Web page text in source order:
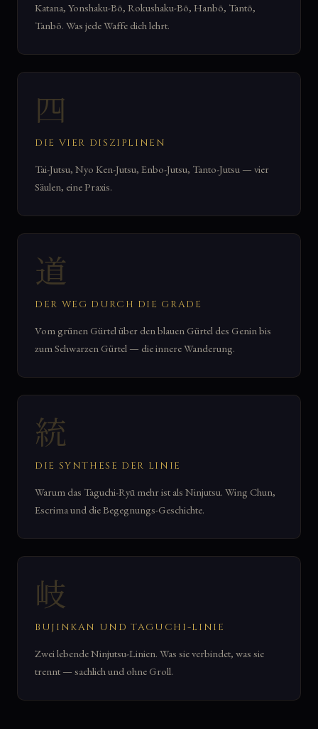
Katana, Yonshaku-Bō, Rokushaku-Bō, Hanbō, Tantō,
Tanbō. Was jede Waffe dich lehrt.
四
DIE VIER DISZIPLINEN
Tai-Jutsu, Nyo Ken-Jutsu, Enbo-Jutsu, Tanto-Jutsu — vier
Säulen, eine Praxis.
道
DER WEG DURCH DIE GRADE
Vom grünen Gürtel über den blauen Gürtel des Genin bis
zum Schwarzen Gürtel — die innere Wanderung.
統
DIE SYNTHESE DER LINIE
Warum das Taguchi-Ryū mehr ist als Ninjutsu. Wing Chun,
Escrima und die Begegnungs-Geschichte.
岐
BUJINKAN UND TAGUCHI-LINIE
Zwei lebende Ninjutsu-Linien. Was sie verbindet, was sie
trennt — sachlich und ohne Groll.